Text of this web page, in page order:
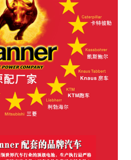
ISO 9001 D德文